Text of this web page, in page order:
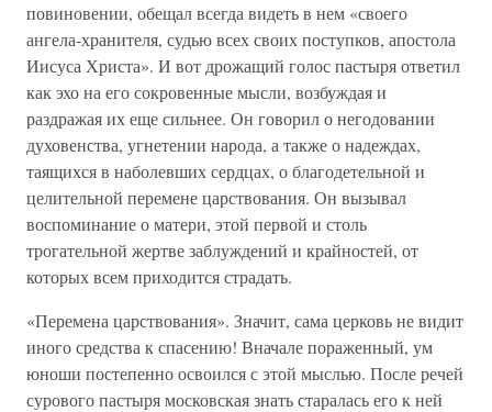
повиновении, обещал всегда видеть в нем «своего
ангела-хранителя, судью всех своих поступков, апостола
Иисуса Христа». И вот дрожащий голос пастыря ответил
как эхо на его сокровенные мысли, возбуждая и
раздражая их еще сильнее. Он говорил о негодовании
духовенства, угнетении народа, а также о надеждах,
таящихся в наболевших сердцах, о благодетельной и
целительной перемене царствования. Он вызывал
воспоминание о матери, этой первой и столь
трогательной жертве заблуждений и крайностей, от
которых всем приходится страдать.
«Перемена царствования». Значит, сама церковь не видит
иного средства к спасению! Вначале пораженный, ум
юноши постепенно освоился с этой мыслью. После речей
сурового пастыря московская знать старалась его к ней